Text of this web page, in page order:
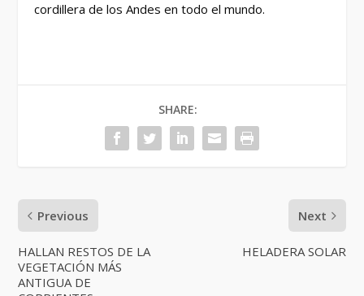
cordillera de los Andes en todo el mundo.
SHARE:
Previous
HALLAN RESTOS DE LA
VEGETACIÓN MÁS
ANTIGUA DE
Next
HELADERA SOLAR